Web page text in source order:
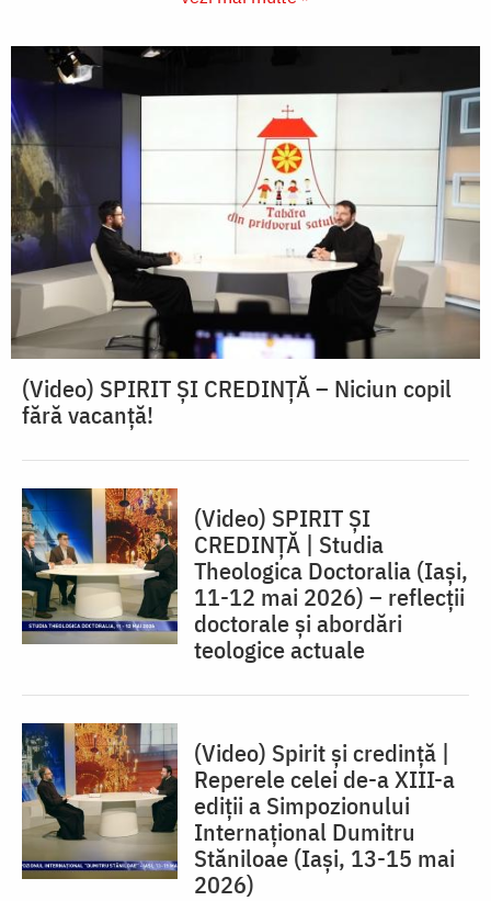
(Video) SPIRIT ŞI CREDINŢĂ – Niciun copil
fără vacanţă!
(Video) SPIRIT ȘI
CREDINȚĂ | Studia
Theologica Doctoralia (Iaşi,
11-12 mai 2026) – reflecţii
doctorale şi abordări
teologice actuale
(Video) Spirit și credință |
Reperele celei de-a XIII-a
ediții a Simpozionului
Internațional Dumitru
Stăniloae (Iaşi, 13-15 mai
2026)